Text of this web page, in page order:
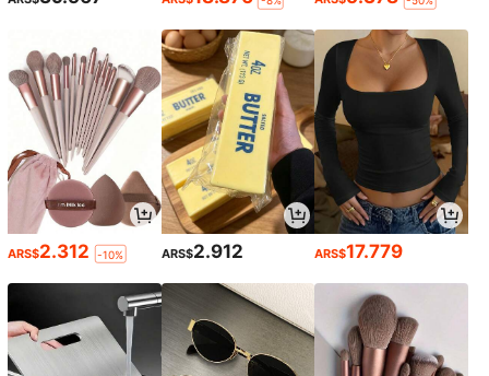
ARS$2.312 -10% ARS$2.912 ARS$17.779